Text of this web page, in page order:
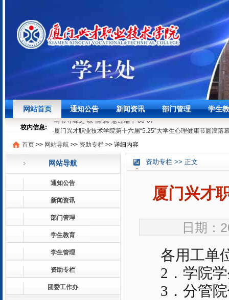
网站首页 通知公告 新闻资讯 部门管理 学生
校内信息:
聚焦学生发展，筑牢安全底线┃我校召开3月学生工作例会03-27
厦门兴才职业技术学院第十六届“5.25”大学生心理健康节圆满落
·就业法律进校园 | 厦门兴才学院就业普法宣讲活动顺利开展
聚焦学生发展，筑牢安全底线┃我校召开3月学生工作例会
·时节寻味之“粽”情“粽”意过端午06-07
05-29
·就业法律进校园 | 厦门兴才学院就业普法宣讲活动顺利开展 05-
首页 >> 网站导航 >> 资助专栏 >> 详细内容
网站导航
通知公告
新闻资讯
部门管理
学生教育
学生管理
资助专栏
团委工作办
资助专栏 >> 正文
厦门兴才
日期：
各用工单
2 ．学院
3 ．分管